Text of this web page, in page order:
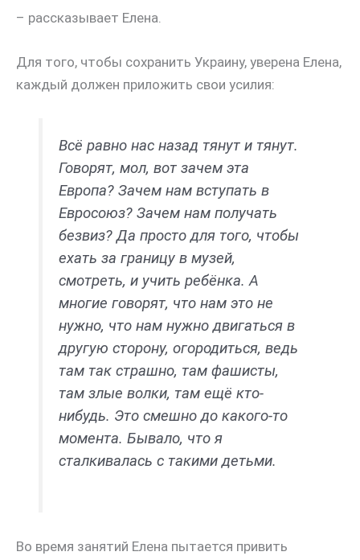
– рассказывает Елена.
Для того, чтобы сохранить Украину, уверена Елена,
каждый должен приложить свои усилия:
Всё равно нас назад тянут и тянут.
Говорят, мол, вот зачем эта
Европа? Зачем нам вступать в
Евросоюз? Зачем нам получать
безвиз? Да просто для того, чтобы
ехать за границу в музей,
смотреть, и учить ребёнка. А
многие говорят, что нам это не
нужно, что нам нужно двигаться в
другую сторону, огородиться, ведь
там так страшно, там фашисты,
там злые волки, там ещё кто-
нибудь. Это смешно до какого-то
момента. Бывало, что я
сталкивалась с такими детьми.
Во время занятий Елена пытается привить